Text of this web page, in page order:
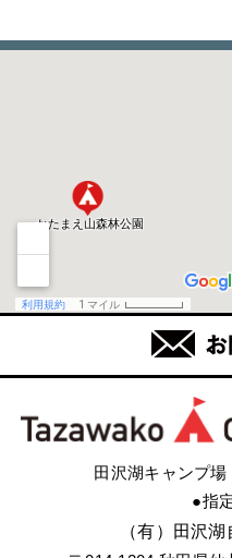
田沢湖キャンプ
●指
（有）田沢